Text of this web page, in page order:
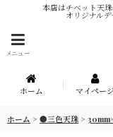
本店はチベット天
オリジナル
メニュー
ホーム マイペー
ホーム > ●三色天珠 >